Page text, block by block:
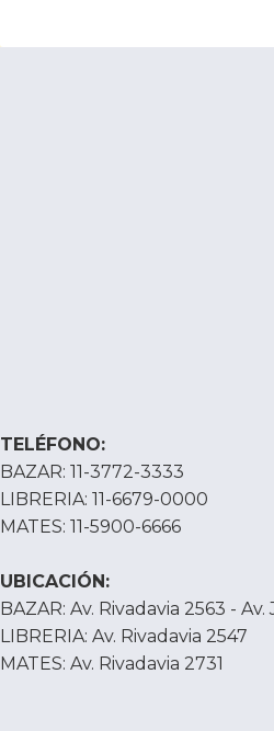
TELÉFONO:
BAZAR: 11-3772-3333
LIBRERIA: 11-6679-0000
MATES: 11-5900-6666
UBICACIÓN:
BAZAR: Av. Rivadavia 2563 -
LIBRERIA: Av. Rivadavia 2547
MATES: Av. Rivadavia 2731